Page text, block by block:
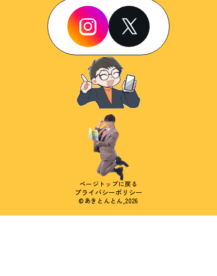
ページトップに戻る
プライバシーポリシー
©あきとんとん,2026